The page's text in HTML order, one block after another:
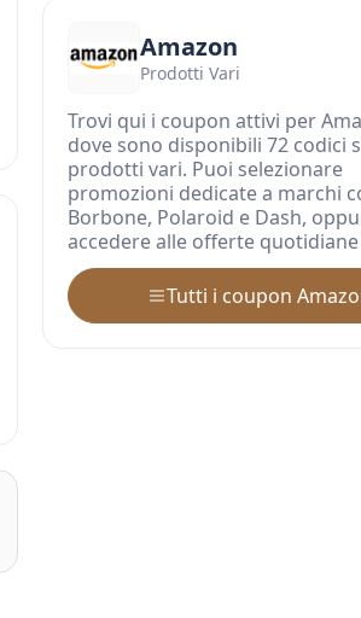
Amazon
Prodotti Vari
Trovi qui i coupon attivi per
dove sono disponibili 72 codici
prodotti vari. Puoi selezionare
promozioni dedicate a marchi
Borbone, Polaroid e Dash,
accedere alle offerte
Tutti i coupon